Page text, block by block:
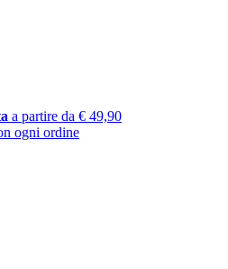
a partire da € 49,90
ogni ordine